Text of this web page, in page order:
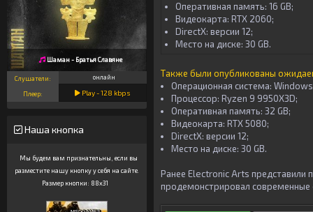
Шаман - Братья Славяне
Слушатели: онлайн
Плеер: Play -128 kbps
Наша кнопка
Мы будем вам признательны, если вы
разместите нашу кнопку у себя на сайте.
Размер кнопки: 88x31
Оперативная память: 16 GB;
Видеокарта: RTX 2060;
DirectX: версии 12;
Место на диске: 30 GB.
Также были опубликованы
Операционная система: Windows
Процессор: Ryzen 9 9950X3D;
Оперативная память: 32 GB;
Видеокарта: RTX 5080;
DirectX: версии 12;
Место на диске: 30 GB.
Ранее Electronic Arts представили
продемонстрировал